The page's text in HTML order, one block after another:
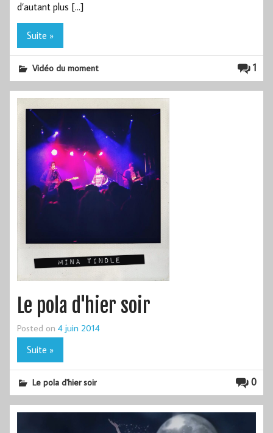
d’autant plus […]
Suite »
1
Vidéo du moment
Le pola d'hier soir
Posted on 4 juin 2014
Suite »
0
Le pola d'hier soir